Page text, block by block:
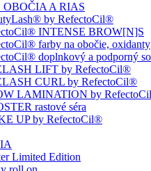
A RIAS
by RefectoCil®
INTENSE BROW[N]S
farby na obočie, oxidanty
doplnkový a podporný
LIFT by RefectoCil®
CURL by RefectoCil®
LAMINATION by
rastové séra
UP by RefectoCil®
Limited Edition